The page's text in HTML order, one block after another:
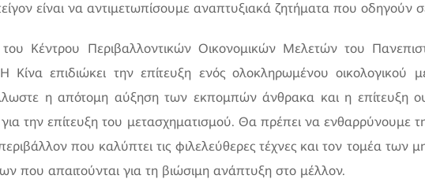
είναι να αντιμετωπίσουμε αναπτυξιακά ζητήματα που οδηγούν
Κέντρου Περιβαλλοντικών Οικονομικών Μελετών του
Κίνα επιδιώκει την επίτευξη ενός ολοκληρωμένου οικολογικού
η απότομη αύξηση των εκπομπών άνθρακα και η επίτευξη
για την επίτευξη του μετασχηματισμού. Θα πρέπει να ενθαρρύνουμε
που καλύπτει τις φιλελεύθερες τέχνες και τον τομέα
που απαιτούνται για τη βιώσιμη ανάπτυξη στο μέλλον.